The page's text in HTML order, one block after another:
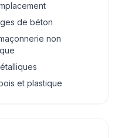
de béton
non
et plastique